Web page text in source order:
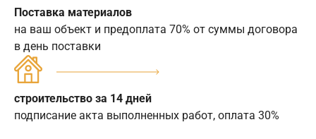
Поставка материалов
на ваш объект и предоплата 70% от суммы договора
в день поставки
строительство за 14 дней
подписание акта выполненных работ, оплата 30%